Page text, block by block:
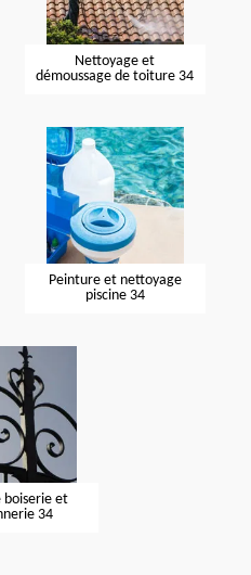
Nettoyage et
démoussage de toiture 34
Peinture et nettoyage
piscine 34
boiserie et
34